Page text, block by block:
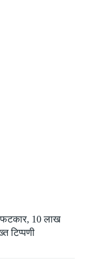
फटकार, 10 लाख
टिप्पणी